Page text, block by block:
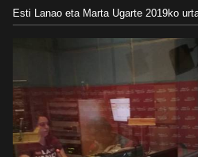
Esti Lanao eta Marta Ugarte 2019ko